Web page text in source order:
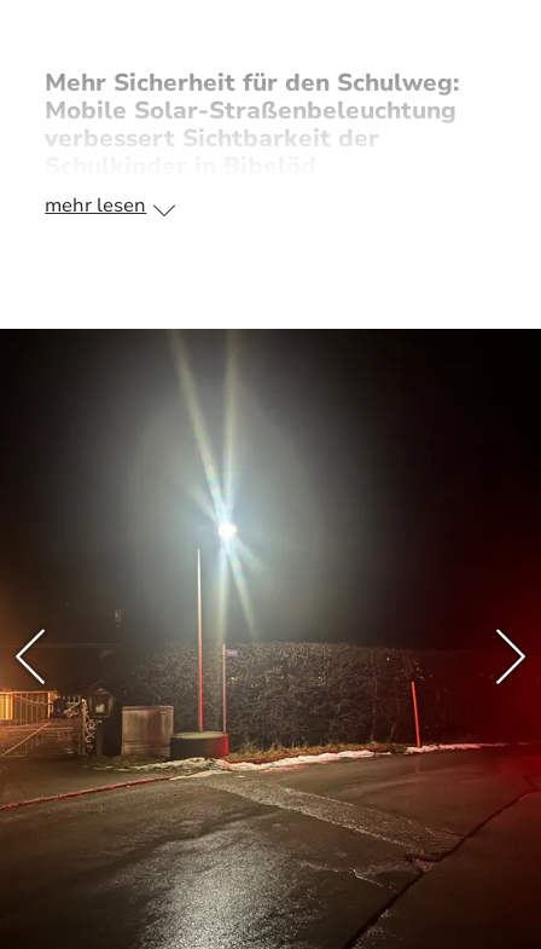
Mehr Sicherheit für den Schulweg:
Mobile Solar-Straßenbeleuchtung
verbessert Sichtbarkeit der
Beleuchtung eines Kurvenabschnitts des
Um kurzfristig Abhilfe zu schaffen, wurde eine
mobile Solar-Straßenbeleuchtung aufgestellt.
Diese Lösung bietet den Vorteil, unabhängig von
einem festen Stromanschluss betrieben werden
zu können. Damit ist sie flexibel einsetzbar und
ermöglicht es der Gemeinde, schnell auf ähnliche
Problemstellen zu reagieren. Die Installation
erfolgte als Testlauf, um die Effizienz und
Funktionalität solcher Beleuchtungssysteme in
der Praxis zu überprüfen.
Tobias Schweiger von der Technischen
Bauabteilung betont: „Mit der mobilen Solar-
Straßenbeleuchtung können wir kurzfristig auf
Gefahrenstellen reagieren, ohne aufwendige
Vorbereitungen oder bauliche Maßnahmen
durchführen zu müssen. Dieses Projekt zeigt, wie
flexibel und effizient wir auf Herausforderungen
eingehen können.“
mehr lesen